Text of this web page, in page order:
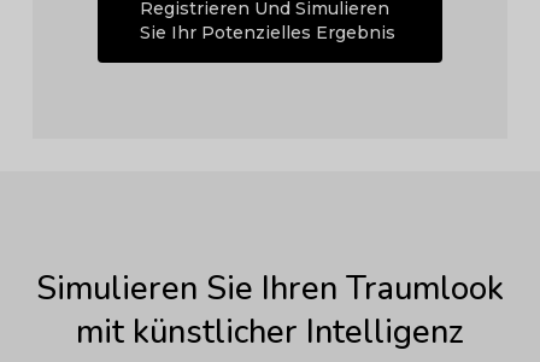
Registrieren Und Simulieren
Sie Ihr Potenzielles Ergebnis
Simulieren Sie Ihren Traumlook
mit künstlicher Intelligenz